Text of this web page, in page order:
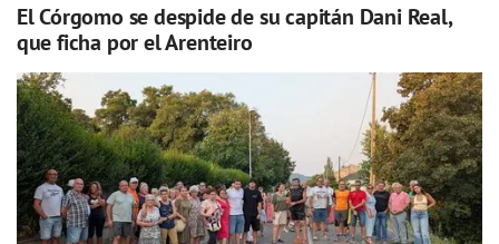
El Córgomo se despide de su capitán Dani Real,
que ficha por el Arenteiro